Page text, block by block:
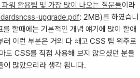
워 활용팁 및 가장 많이 나오는 질문들이라
upgrade.pdf: 2MB)를 하였습니
할때에는 기본적인 개념 얘기에 많이 할애
러 이런 부분은 거의 다 빼고 CSS 팁 위주로
도 CSS를 직접 사용해 보지 않으셨던 분들
이 많았으리라 생각 됩니다.